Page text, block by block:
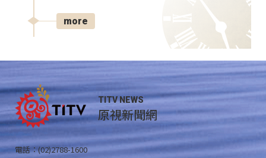
more
TITV NEWS
原視新聞網
電話：(02)2788-1600